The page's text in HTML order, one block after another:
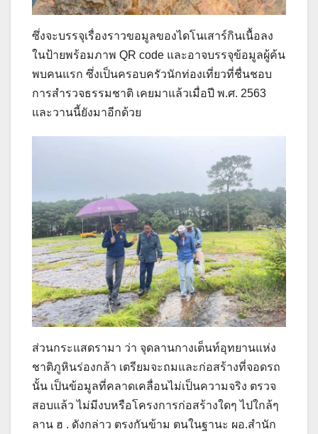
ซึ่งจะบรรจุเรื่องราวขอมูลของไดโนเสาร์กินเนื้อลง
ในป้ายพร้อมภาพ QR code และอาจบรรจุข้อมูลผู้ค้น
พบคนแรก ซึ่งเป็นครอบครัวนักท่องเที่ยวที่ชื่นชอบ
การสำรวจธรรมชาติ เคยมาแล้วเมื่อปี พ.ศ. 2563
และวานนี้ยังมาอีกด้วย
ส่วนกระแสดรามา ว่า จุดลานกางเต็นท์อุทยานแห่ง
ชาติภูหินร่องกล้า เตรียมจะถมและก่อสร้างที่จอดรถ
นั้น เป็นข้อมูลที่คลาดเคลื่อนไม่เป็นความจริง ตรวจ
สอบแล้ว ไม่มีงบหรือโครงการก่อสร้างใดๆ ไปใกล้ๆ
ลาน ฮ . ดังกล่าว ตรงกันข้าม ตนในฐานะ ผอ.สำนัก